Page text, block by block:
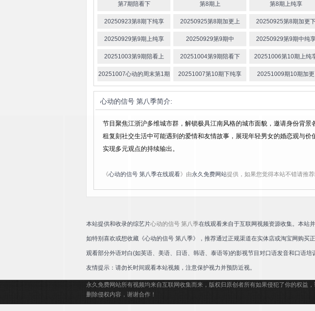
第7期陪看下 第8期上 第8期上纯享
20250923第8期下纯享 20250925第8期加更上 20250925第8期加更
20250929第9期上纯享 20250929第9期中 20250929第9期中纯
20251003第9期陪看上 20251004第9期陪看下 20251006第10期上纯
20251007心动的周末第1期 20251007第10期下纯享 20251009期10期加更
心动的信号 第八季简介:
节目聚焦江浙沪多维城市群，解锁极具江南风格的城市面貌，邀请身份背
租复刻社交生活中可能遇到的爱情和友情故事，展现年轻男女的婚恋观与
实现多元观点的持续输出。
《心动的信号 第八季在线观看》由永久免费网站提供，如果您觉得本站不错请推荐
本站提供和收录的综艺片心动的信号 第八季在线观看来自于互联网视频资源收集。本站
如特别喜欢或想收藏《心动的信号 第八季》，推荐通过正规渠道在实体店或淘宝网购买正
观看部分外语对白(如英语、美语、日语、韩语、泰语等)的影视节目对口语发音和口语培
友情提示：请勿长时间观看本站视频，注意保护视力并预防近视。
永久免费网站所有视频均来自互联网收集而来，版权归原创者所有如果侵犯了你的权益
删除侵权内容，谢谢合作！